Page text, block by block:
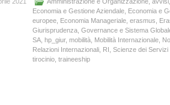
Economia e Gestione Aziendale Economia e
europee Economia Manageriale erasmus
Giurisprudenza Governance e Sistema
SA hp_giur, mobilità Mobilità Internazionale
Relazioni Internazionali RI Scienze dei Servizi
tirocinio traineeship